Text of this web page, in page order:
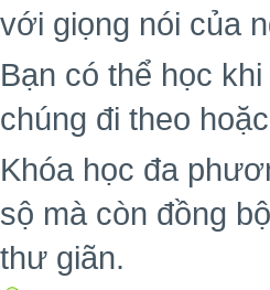
với giọng nói của
Bạn có thể học
chúng đi theo
Khóa học đa
sộ mà còn đồng
thư giãn.